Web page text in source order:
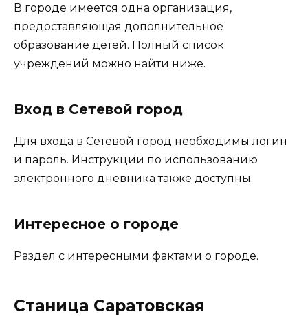
В городе имеется одна организация,
предоставляющая дополнительное
образование детей. Полный список
учреждений можно найти ниже.
Вход в Сетевой город
Для входа в Сетевой город необходимы логин
и пароль. Инструкции по использованию
электронного дневника также доступны.
Интересное о городе
Раздел с интересными фактами о городе.
Станица Саратовская